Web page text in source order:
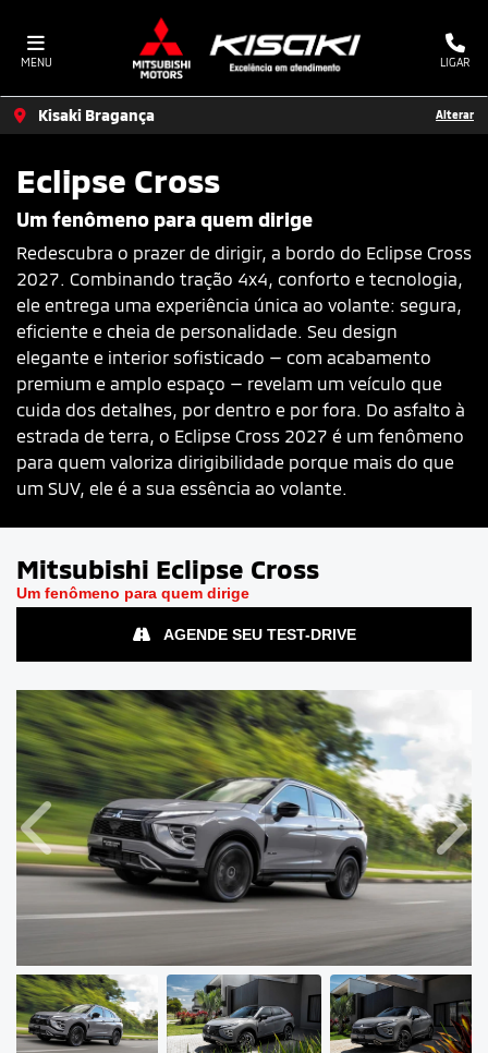
MENU LIGAR
Kisaki Bragança Alterar
Eclipse Cross
Um fenômeno para quem dirige
Redescubra o prazer de dirigir, a bordo do Eclipse Cross
2027. Combinando tração 4x4, conforto e tecnologia,
ele entrega uma experiência única ao volante: segura,
eficiente e cheia de personalidade. Seu design
elegante e interior sofisticado — com acabamento
premium e amplo espaço — revelam um veículo que
cuida dos detalhes, por dentro e por fora. Do asfalto à
estrada de terra, o Eclipse Cross 2027 é um fenômeno
para quem valoriza dirigibilidade porque mais do que
um SUV, ele é a sua essência ao volante.
Mitsubishi Eclipse Cross
Um fenômeno para quem dirige
AGENDE SEU TEST-DRIVE
Anterior